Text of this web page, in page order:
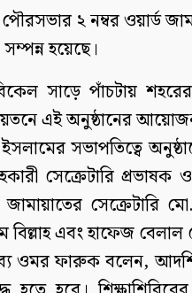
পৌরসভার ২ নম্বর ওয়ার্ড
হয়েছে।
সাড়ে পাঁচটায় শহরের
এই অনুষ্ঠানের
সভাপতিত্বে
সেক্রেটারি
জামায়াতের
বিল্লাহ এবং হাফেজ বেলাল
ওমর ফারুক বলেন,